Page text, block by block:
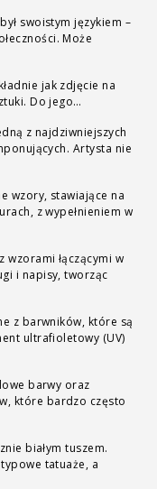
swoistym językiem –
Może
jak zdjęcie na
Do jego…
z najdziwniejszych
Artysta nie
wzory, stawiające na
z wypełnieniem w
wzorami łączącymi w
i napisy, tworząc
z barwników, które są
ultrafioletowy (UV)
barwy oraz
które bardzo często
białym tuszem.
tatuaże, a